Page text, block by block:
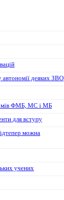
автономії деяких ЗВО
ФМБ, МС і МБ
для вступу
можна
учених